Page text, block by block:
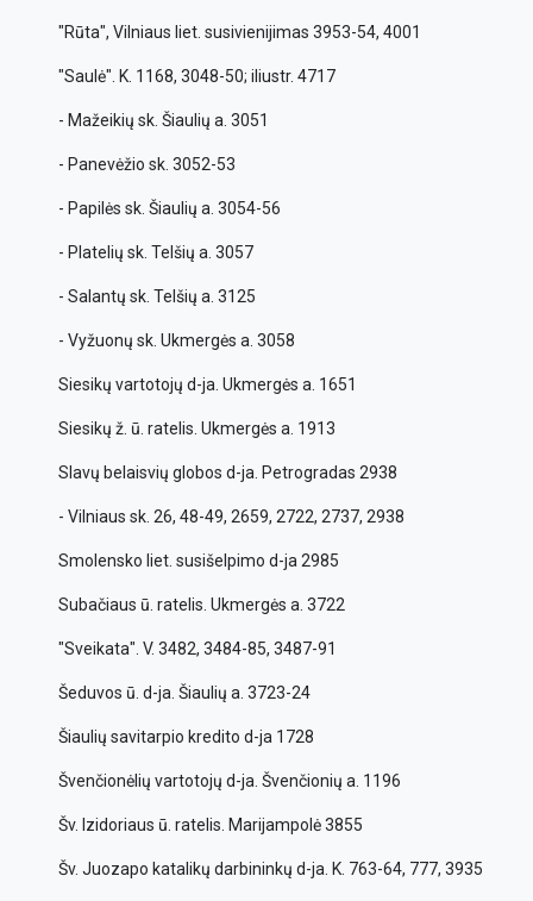
"Rūta", Vilniaus liet. susivienijimas 3953-54, 4001
"Saulė". K. 1168, 3048-50; iliustr. 4717
- Mažeikių sk. Šiaulių a. 3051
- Panevėžio sk. 3052-53
- Papilės sk. Šiaulių a. 3054-56
- Platelių sk. Telšių a. 3057
- Salantų sk. Telšių a. 3125
- Vyžuonų sk. Ukmergės a. 3058
Siesikų vartotojų d-ja. Ukmergės a. 1651
Siesikų ž. ū. ratelis. Ukmergės a. 1913
Slavų belaisvių globos d-ja. Petrogradas 2938
- Vilniaus sk. 26, 48-49, 2659, 2722, 2737, 2938
Smolensko liet. susišelpimo d-ja 2985
Subačiaus ū. ratelis. Ukmergės a. 3722
"Sveikata". V. 3482, 3484-85, 3487-91
Šeduvos ū. d-ja. Šiaulių a. 3723-24
Šiaulių savitarpio kredito d-ja 1728
Švenčionėlių vartotojų d-ja. Švenčionių a. 1196
Šv. Izidoriaus ū. ratelis. Marijampolė 3855
Šv. Juozapo katalikų darbininkų d-ja. K. 763-64, 777, 3935